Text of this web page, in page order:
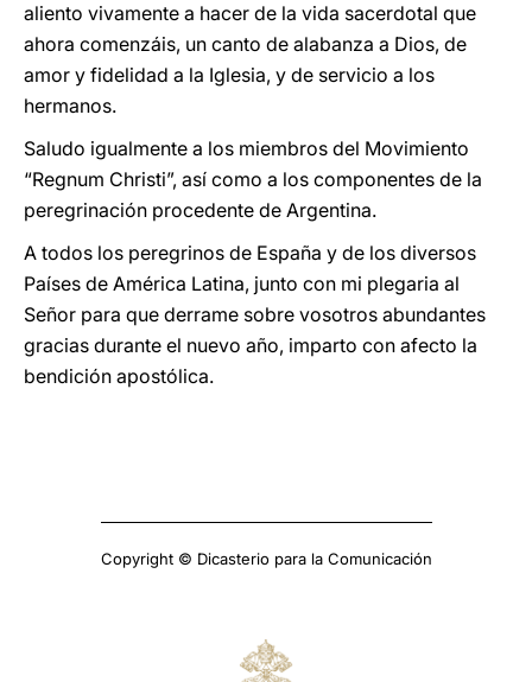
aliento vivamente a hacer de la vida sacerdotal que
ahora comenzáis, un canto de alabanza a Dios, de
amor y fidelidad a la Iglesia, y de servicio a los
hermanos.
Saludo igualmente a los miembros del Movimiento
“Regnum Christi”, así como a los componentes de la
peregrinación procedente de Argentina.
A todos los peregrinos de España y de los diversos
Países de América Latina, junto con mi plegaria al
Señor para que derrame sobre vosotros abundantes
gracias durante el nuevo año, imparto con afecto la
bendición apostólica.
Copyright © Dicasterio para la Comunicación